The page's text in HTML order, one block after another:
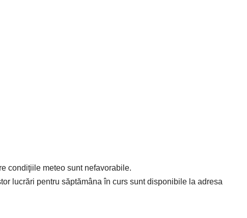
condiţiile meteo sunt nefavorabile.
lucrări pentru săptămâna în curs sunt disponibile la adresa